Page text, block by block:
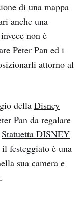
di una mappa
anche una
non è
Peter Pan ed i
attorno al
della Disney
Pan da regalare
Statuetta DISNEY
il festeggiato è una
sua camera e